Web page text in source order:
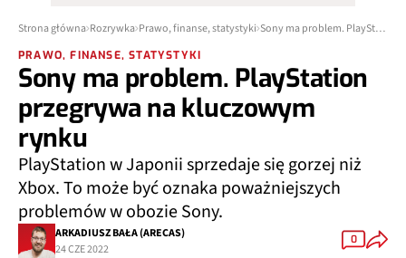
Strona główna Rozrywka Prawo, finanse, statystyki Sony ma problem. PlayStation przegrywa na kluczowym rynku
PRAWO, FINANSE, STATYSTYKI
Sony ma problem. PlayStation
przegrywa na kluczowym
rynku
PlayStation w Japonii sprzedaje się gorzej niż
Xbox. To może być oznaka poważniejszych
problemów w obozie Sony.
ARKADIUSZ BAŁA (ARECAS)
24 CZE 2022
0